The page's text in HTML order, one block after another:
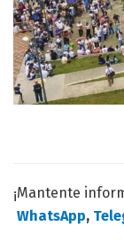
¡Mantente
WhatsApp,